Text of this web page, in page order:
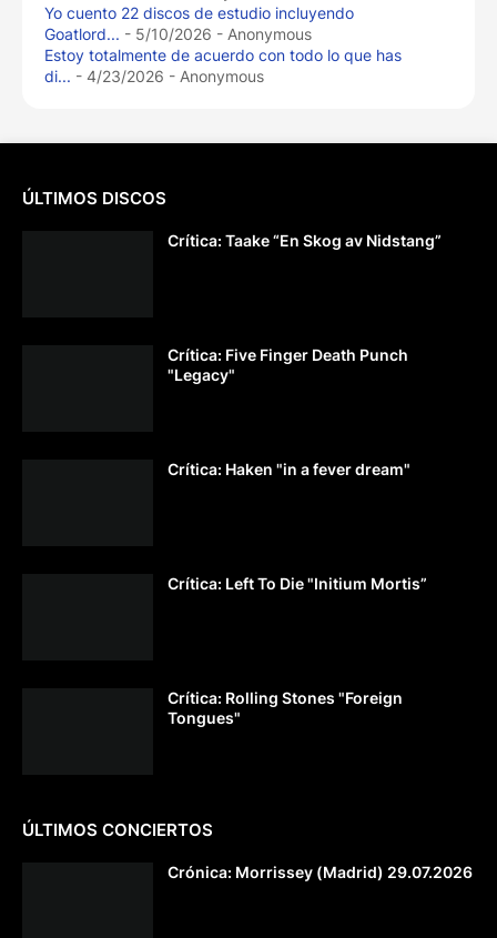
Yo cuento 22 discos de estudio incluyendo
Goatlord... - 5/10/2026 - Anonymous
Estoy totalmente de acuerdo con todo lo que has
di... - 4/23/2026 - Anonymous
ÚLTIMOS DISCOS
Crítica: Taake “En Skog av Nidstang”
Crítica: Five Finger Death Punch
"Legacy"
Crítica: Haken "in a fever dream"
Crítica: Left To Die "Initium Mortis”
Crítica: Rolling Stones "Foreign
Tongues"
ÚLTIMOS CONCIERTOS
Crónica: Morrissey (Madrid) 29.07.2026